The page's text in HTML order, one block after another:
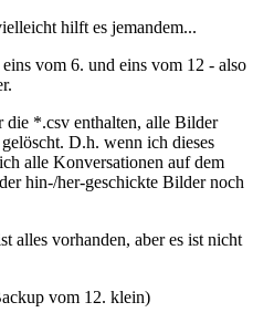
hilft es jemandem...
vom 6. und eins vom 12 - also
die *.csv enthalten, alle Bilder
D.h. wenn ich dieses
alle Konversationen auf dem
hin-/her-geschickte Bilder noch
alles vorhanden, aber es ist nicht
vom 12. klein)